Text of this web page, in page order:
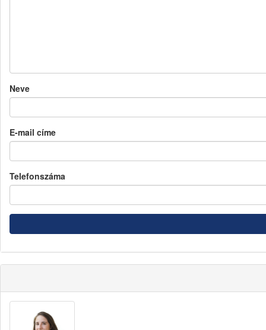
Neve
E-mail címe
Telefonszáma